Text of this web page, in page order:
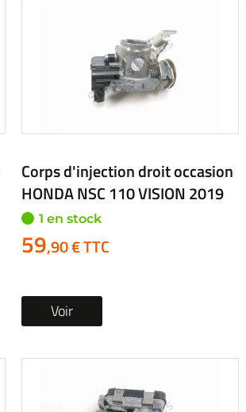
Corps d'injection droit occasion
HONDA NSC 110 VISION 2019
1 en stock
59,90 € TTC
Voir